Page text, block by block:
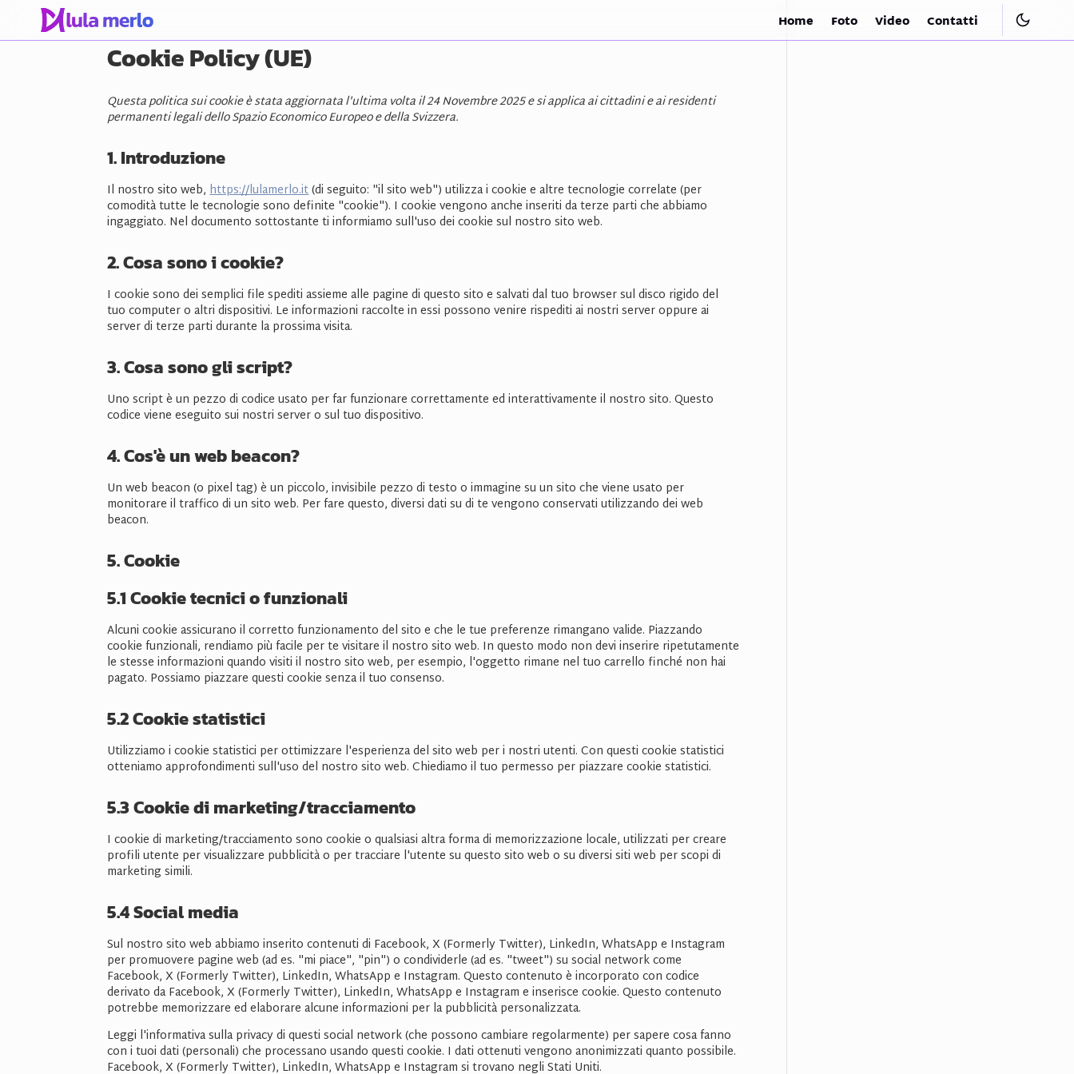
Home Foto Video Contatti
Cookie Policy (UE)
Questa politica sui cookie è stata aggiornata l'ultima volta il 24 Novembre 2025 e si applica ai cittadini e ai residenti
permanenti legali dello Spazio Economico Europeo e della Svizzera.
1. Introduzione
Il nostro sito web,https://lulamerlo.it(di seguito: "il sito web") utilizza i cookie e altre tecnologie correlate (per
comodità tutte le tecnologie sono definite "cookie"). I cookie vengono anche inseriti da terze parti che abbiamo
ingaggiato. Nel documento sottostante ti informiamo sull'uso dei cookie sul nostro sito web.
2. Cosa sono i cookie?
I cookie sono dei semplici file spediti assieme alle pagine di questo sito e salvati dal tuo browser sul disco rigido del
tuo computer o altri dispositivi. Le informazioni raccolte in essi possono venire rispediti ai nostri server oppure ai
server di terze parti durante la prossima visita.
3. Cosa sono gli script?
Uno script è un pezzo di codice usato per far funzionare correttamente ed interattivamente il nostro sito. Questo
codice viene eseguito sui nostri server o sul tuo dispositivo.
4. Cos'è un web beacon?
Un web beacon (o pixel tag) è un piccolo, invisibile pezzo di testo o immagine su un sito che viene usato per
monitorare il traffico di un sito web. Per fare questo, diversi dati su di te vengono conservati utilizzando dei web
beacon.
5. Cookie
5.1 Cookie tecnici o funzionali
Alcuni cookie assicurano il corretto funzionamento del sito e che le tue preferenze rimangano valide. Piazzando
cookie funzionali, rendiamo più facile per te visitare il nostro sito web. In questo modo non devi inserire ripetutamente
le stesse informazioni quando visiti il nostro sito web, per esempio, l'oggetto rimane nel tuo carrello finché non hai
pagato. Possiamo piazzare questi cookie senza il tuo consenso.
5.2 Cookie statistici
Utilizziamo i cookie statistici per ottimizzare l'esperienza del sito web per i nostri utenti. Con questi cookie statistici
otteniamo approfondimenti sull'uso del nostro sito web. Chiediamo il tuo permesso per piazzare cookie statistici.
5.3 Cookie di marketing/tracciamento
I cookie di marketing/tracciamento sono cookie o qualsiasi altra forma di memorizzazione locale, utilizzati per creare
profili utente per visualizzare pubblicità o per tracciare l'utente su questo sito web o su diversi siti web per scopi di
marketing simili.
5.4 Social media
Sul nostro sito web abbiamo inserito contenuti di Facebook, X (Formerly Twitter), LinkedIn, WhatsApp e Instagram
per promuovere pagine web (ad es. "mi piace", "pin") o condividerle (ad es. "tweet") su social network come
Facebook, X (Formerly Twitter), LinkedIn, WhatsApp e Instagram. Questo contenuto è incorporato con codice
derivato da Facebook, X (Formerly Twitter), LinkedIn, WhatsApp e Instagram e inserisce cookie. Questo contenuto
potrebbe memorizzare ed elaborare alcune informazioni per la pubblicità personalizzata.
Leggi l'informativa sulla privacy di questi social network (che possono cambiare regolarmente) per sapere cosa fanno
con i tuoi dati (personali) che processano usando questi cookie. I dati ottenuti vengono anonimizzati quanto possibile.
Facebook, X (Formerly Twitter), LinkedIn, WhatsApp e Instagram si trovano negli Stati Uniti.